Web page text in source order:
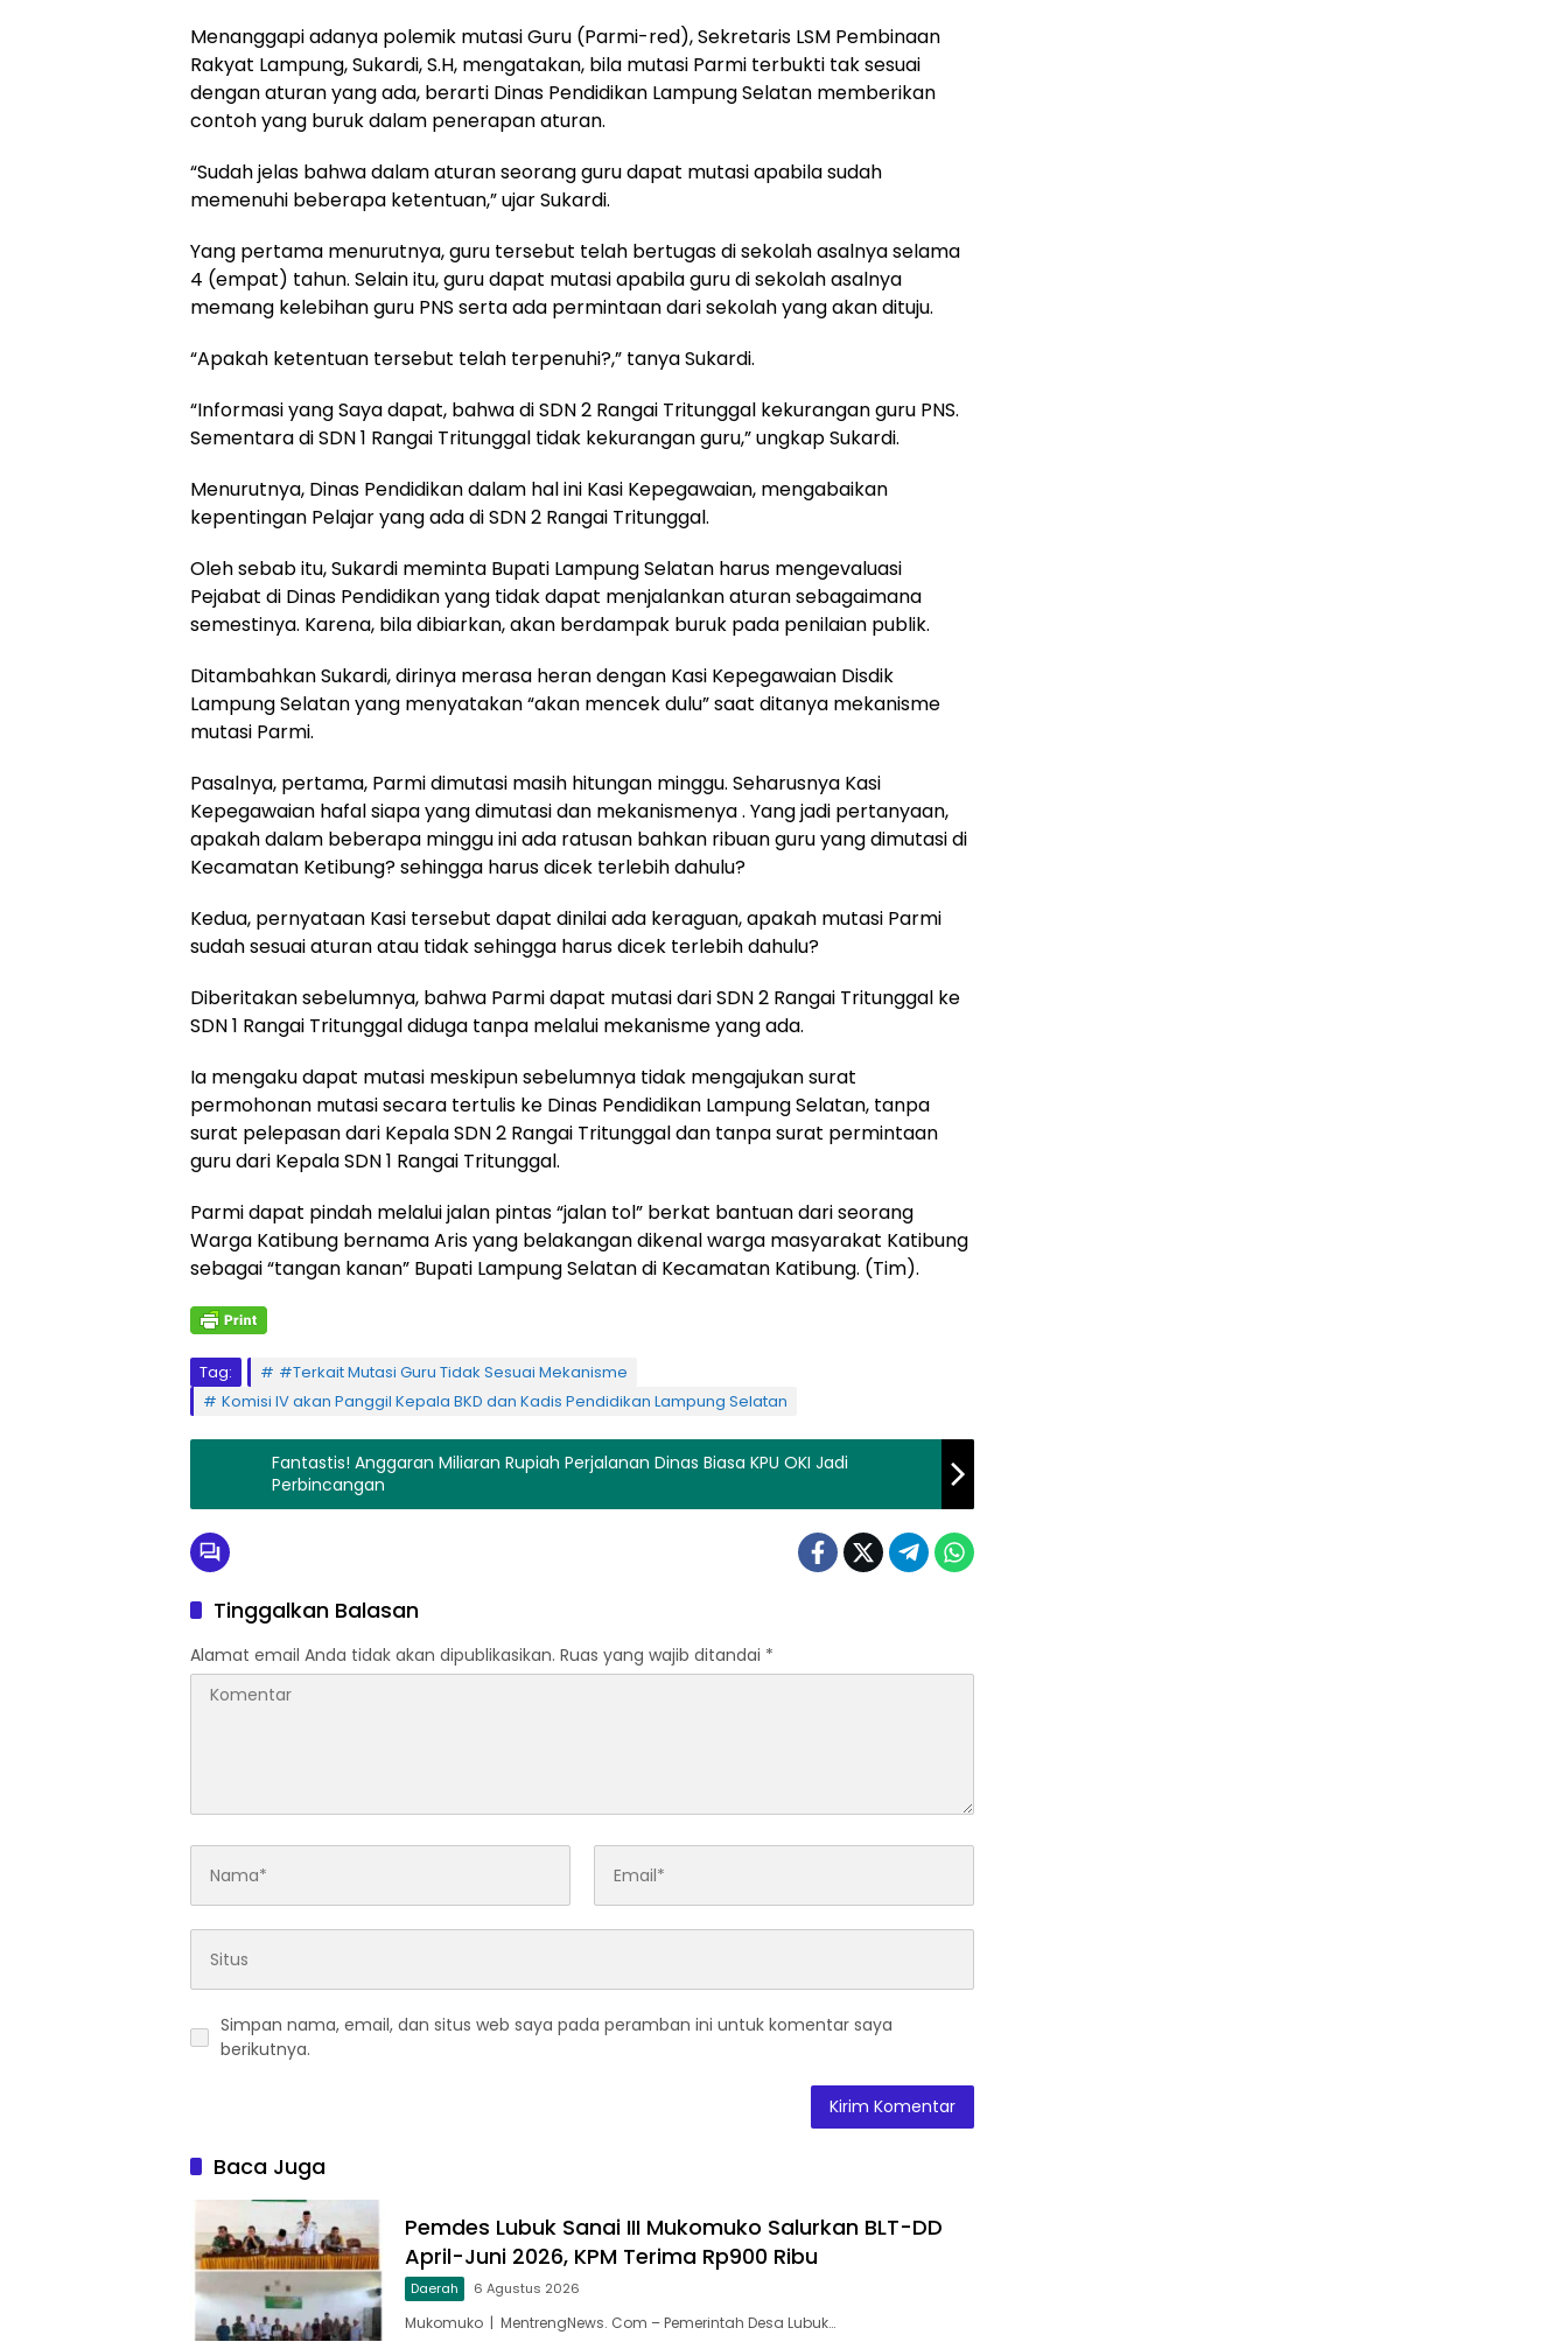
Menanggapi adanya polemik mutasi Guru (Parmi-red), Sekretaris LSM Pembinaan
Rakyat Lampung, Sukardi, S.H, mengatakan, bila mutasi Parmi terbukti tak sesuai
dengan aturan yang ada, berarti Dinas Pendidikan Lampung Selatan memberikan
contoh yang buruk dalam penerapan aturan.
“Sudah jelas bahwa dalam aturan seorang guru dapat mutasi apabila sudah
memenuhi beberapa ketentuan,” ujar Sukardi.
Yang pertama menurutnya, guru tersebut telah bertugas di sekolah asalnya selama
4 (empat) tahun. Selain itu, guru dapat mutasi apabila guru di sekolah asalnya
memang kelebihan guru PNS serta ada permintaan dari sekolah yang akan dituju.
“Apakah ketentuan tersebut telah terpenuhi?,” tanya Sukardi.
“Informasi yang Saya dapat, bahwa di SDN 2 Rangai Tritunggal kekurangan guru PNS.
Sementara di SDN 1 Rangai Tritunggal tidak kekurangan guru,” ungkap Sukardi.
Menurutnya, Dinas Pendidikan dalam hal ini Kasi Kepegawaian, mengabaikan
kepentingan Pelajar yang ada di SDN 2 Rangai Tritunggal.
Oleh sebab itu, Sukardi meminta Bupati Lampung Selatan harus mengevaluasi
Pejabat di Dinas Pendidikan yang tidak dapat menjalankan aturan sebagaimana
semestinya. Karena, bila dibiarkan, akan berdampak buruk pada penilaian publik.
Ditambahkan Sukardi, dirinya merasa heran dengan Kasi Kepegawaian Disdik
Lampung Selatan yang menyatakan “akan mencek dulu” saat ditanya mekanisme
mutasi Parmi.
Pasalnya, pertama, Parmi dimutasi masih hitungan minggu. Seharusnya Kasi
Kepegawaian hafal siapa yang dimutasi dan mekanismenya . Yang jadi pertanyaan,
apakah dalam beberapa minggu ini ada ratusan bahkan ribuan guru yang dimutasi di
Kecamatan Ketibung? sehingga harus dicek terlebih dahulu?
Kedua, pernyataan Kasi tersebut dapat dinilai ada keraguan, apakah mutasi Parmi
sudah sesuai aturan atau tidak sehingga harus dicek terlebih dahulu?
Diberitakan sebelumnya, bahwa Parmi dapat mutasi dari SDN 2 Rangai Tritunggal ke
SDN 1 Rangai Tritunggal diduga tanpa melalui mekanisme yang ada.
Ia mengaku dapat mutasi meskipun sebelumnya tidak mengajukan surat
permohonan mutasi secara tertulis ke Dinas Pendidikan Lampung Selatan, tanpa
surat pelepasan dari Kepala SDN 2 Rangai Tritunggal dan tanpa surat permintaan
guru dari Kepala SDN 1 Rangai Tritunggal.
Parmi dapat pindah melalui jalan pintas “jalan tol” berkat bantuan dari seorang
Warga Katibung bernama Aris yang belakangan dikenal warga masyarakat Katibung
sebagai “tangan kanan” Bupati Lampung Selatan di Kecamatan Katibung. (Tim).
Tag:
#Terkait Mutasi Guru Tidak Sesuai Mekanisme
Komisi IV akan Panggil Kepala BKD dan Kadis Pendidikan Lampung Selatan
Fantastis! Anggaran Miliaran Rupiah Perjalanan Dinas Biasa KPU OKI Jadi
Perbincangan
Tinggalkan Balasan
Alamat email Anda tidak akan dipublikasikan. Ruas yang wajib ditandai *
Simpan nama, email, dan situs web saya pada peramban ini untuk komentar saya
berikutnya.
Baca Juga
Pemdes Lubuk Sanai III Mukomuko Salurkan BLT-DD
April-Juni 2026, KPM Terima Rp900 Ribu
Daerah 6 Agustus 2026
Mukomuko | MentrengNews. Com – Pemerintah Desa Lubuk…